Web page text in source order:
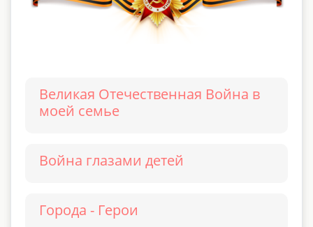
Великая Отечественная Война в
моей семье
Война глазами детей
Города - Герои